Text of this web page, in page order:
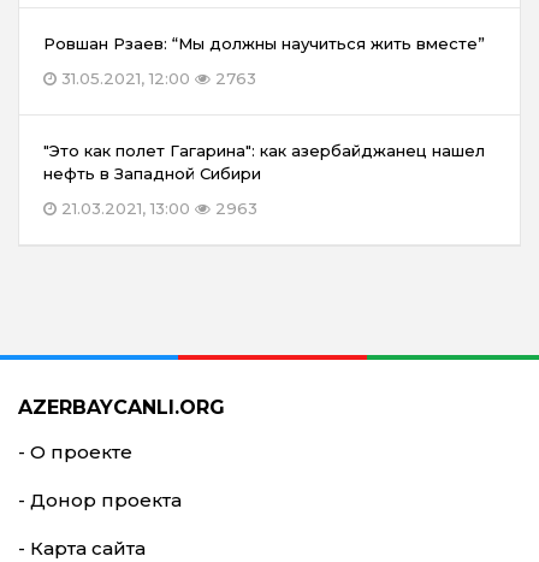
Ровшан Рзаев: “Мы должны научиться жить вместе”
31.05.2021, 12:00
2763
"Это как полет Гагарина": как азербайджанец нашел
нефть в Западной Сибири
21.03.2021, 13:00
2963
AZERBAYCANLI.ORG
- О проекте
- Донор проекта
- Карта сайта